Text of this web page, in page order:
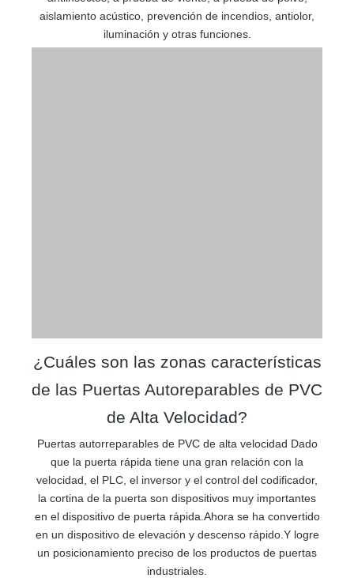
aislamiento acústico, prevención de incendios, antiolor,
iluminación y otras funciones.
¿Cuáles son las zonas características
de las Puertas Autoreparables de PVC
de Alta Velocidad?
Puertas autorreparables de PVC de alta velocidad Dado
que la puerta rápida tiene una gran relación con la
velocidad, el PLC, el inversor y el control del codificador,
la cortina de la puerta son dispositivos muy importantes
en el dispositivo de puerta rápida.Ahora se ha convertido
en un dispositivo de elevación y descenso rápido.Y logre
un posicionamiento preciso de los productos de puertas
industriales.